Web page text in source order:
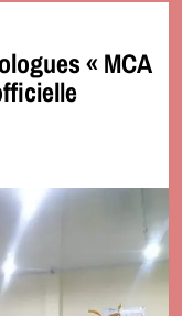
« MCA